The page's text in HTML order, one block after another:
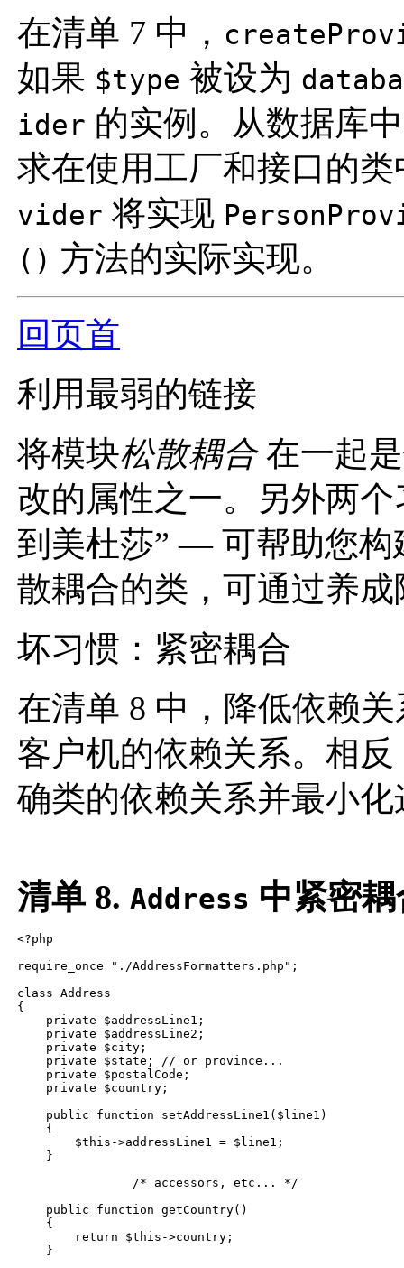
在清单 7 中，
如果 $type 被设为
ider 的实例。从数据库
求在使用工厂和接口的
vider 将实现
() 方法的实际实现。
回页首
利用最弱的链接
将模块松散耦合在一起
改的属性之一。另外两
到美杜莎” — 可帮助您构
散耦合的类，可通过养
坏习惯：紧密耦合
在清单 8 中，降低依赖
客户机的依赖关系。相
确类的依赖关系并最小
清单 8. Address 中紧密
<?php
require_once "./AddressFormatters.php";
class Address
{
    private $addressLine1;
    private $addressLine2;
    private $city;
    private $state; // or province...
    private $postalCode;
    private $country;
    public function setAddressLine1($line1)
    {
        $this->addressLine1 = $line1;
    }
    public function getCountry()
    {
        return $this->country;
    }